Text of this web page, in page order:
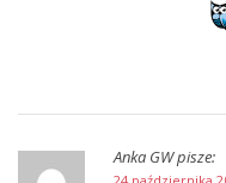
Anka GWpisze: